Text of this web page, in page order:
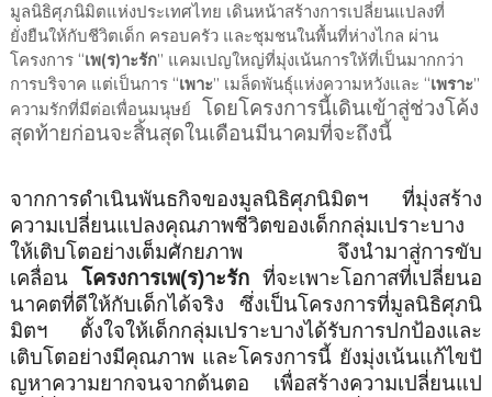
มูลนิธิศุภนิมิตแห่งประเทศไทย เดินหน้าสร้างการเปลี่ยนแปลงที่
ยั่งยืนให้กับชีวิตเด็ก ครอบครัว และชุมชนในพื้นที่ห่างไกล ผ่าน
โครงการ “เพ(ร)าะรัก” แคมเปญใหญ่ที่มุ่งเน้นการให้ที่เป็นมากกว่า
การบริจาค แต่เป็นการ “เพาะ” เมล็ดพันธุ์แห่งความหวังและ “เพราะ”
ความรักที่มีต่อเพื่อนมนุษย์ โดยโครงการนี้เดินเข้าสู่ช่วงโค้ง
สุดท้ายก่อนจะสิ้นสุดในเดือนมีนาคมที่จะถึงนี้
จากการดำเนินพันธกิจของมูลนิธิศุภนิมิตฯ ที่มุ่งสร้าง
ความเปลี่ยนแปลงคุณภาพชีวิตของเด็กกลุ่มเปราะบาง
ให้เติบโตอย่างเต็มศักยภาพ จึงนำมาสู่การขับ
เคลื่อน โครงการเพ(ร)าะรัก ที่จะเพาะโอกาสที่เปลี่ยนอ
นาคตที่ดีให้กับเด็กได้จริง ซึ่งเป็นโครงการที่มูลนิธิศุภนิ
มิตฯ ตั้งใจให้เด็กกลุ่มเปราะบางได้รับการปกป้องและ
เติบโตอย่างมีคุณภาพ และโครงการนี้ ยังมุ่งเน้นแก้ไขปั
ญหาความยากจนจากต้นตอ เพื่อสร้างความเปลี่ยนแป